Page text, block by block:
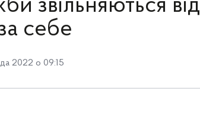
звільняються від
себе
2022 о 09:15